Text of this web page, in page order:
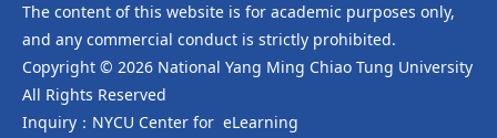
The content of this website is for academic purposes only,
and any commercial conduct is strictly prohibited.
Copyright © 2026 National Yang Ming Chiao Tung University
All Rights Reserved
Inquiry：NYCU Center for eLearning